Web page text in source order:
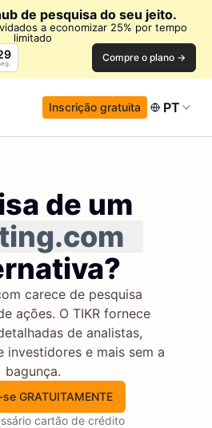
de pesquisa do seu jeito.
a economizar 25% por tempo
limitado
Compre o plano →
Inscrição gratuita PT
de um
carece de pesquisa
ações. O TIKR fornece
de analistas,
investidores e mais sem a
bagunça.
GRATUITAMENTE
cartão de crédito